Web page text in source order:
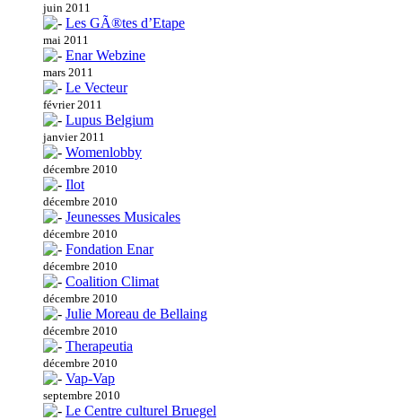
juin 2011
Les GÃ®tes d’Etape
mai 2011
Enar Webzine
mars 2011
Le Vecteur
février 2011
Lupus Belgium
janvier 2011
Womenlobby
décembre 2010
Ilot
décembre 2010
Jeunesses Musicales
décembre 2010
Fondation Enar
décembre 2010
Coalition Climat
décembre 2010
Julie Moreau de Bellaing
décembre 2010
Therapeutia
décembre 2010
Vap-Vap
septembre 2010
Le Centre culturel Bruegel